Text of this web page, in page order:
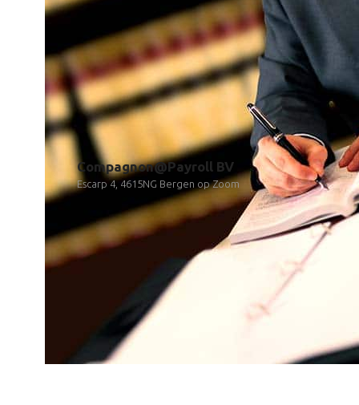
Compagnon@Payroll BV
Escarp 4, 4615NG Bergen op Zoom